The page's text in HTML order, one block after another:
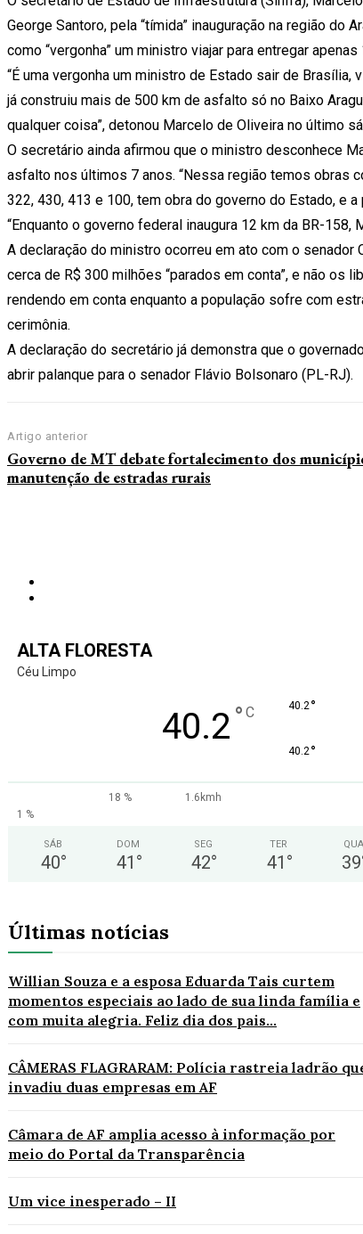
George Santoro, pela “tímida” inauguração na região
como “vergonha” um ministro viajar para entregar
“É uma vergonha um ministro de Estado sair de
já construiu mais de 500 km de asfalto só no Baixo
qualquer coisa”, detonou Marcelo de Oliveira no último
O secretário ainda afirmou que o ministro desconhece
asfalto nos últimos 7 anos. “Nessa região temos obras
322, 430, 413 e 100, tem obra do governo do Estado, e
“Enquanto o governo federal inaugura 12 km da BR-
A declaração do ministro ocorreu em ato com o senador
cerca de R$ 300 milhões “parados em conta”, e não os
rendendo em conta enquanto a população sofre com
cerimônia.
A declaração do secretário já demonstra que o
abrir palanque para o senador Flávio Bolsonaro (PL-RJ).
Artigo anterior
Governo de MT debate fortalecimento dos
manutenção de estradas rurais
ALTA FLORESTA
Céu Limpo
40.2 ° C 40.2°
40.2°
18 %
1.6kmh
1 %
SÁB
40°
DOM
41 °
SEG
42°
TER
41 °
QUA
39
Últimas notícias
Willian Souza e a esposa Eduarda Tais curtem
momentos especiais ao lado de sua linda família e
com muita alegria. Feliz dia dos pais...
CÂMERAS FLAGRARAM: Polícia rastreia ladrão
invadiu duas empresas em AF
Câmara de AF amplia acesso à informação por
meio do Portal da Transparência
Um vice inesperado – II